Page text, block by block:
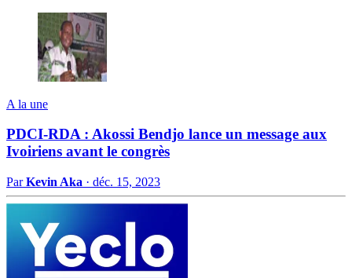
A la une
PDCI-RDA : Akossi Bendjo lance un message aux
Ivoiriens avant le congrès
ParKevin Aka · déc. 15, 2023